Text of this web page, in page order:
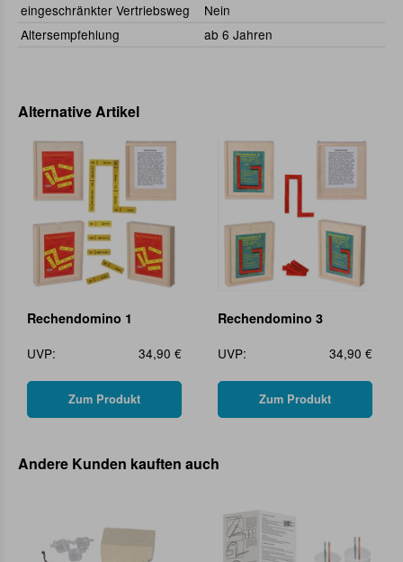
eingeschränkter Vertriebsweg
Nein
Altersempfehlung
ab 6 Jahren
Alternative Artikel
Rechendomino 1
UVP:
34,90 €
Zum Produkt
Rechendomino 3
UVP:
34,90 €
Zum Produkt
Andere Kunden kauften auch